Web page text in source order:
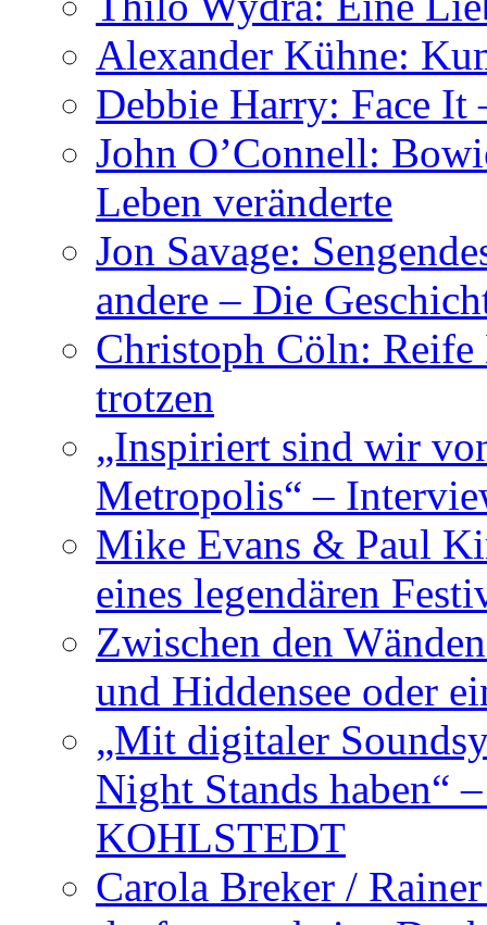
Alexander Kühne:
Debbie Harry: Face
John O’Connell:
Leben veränderte
Jon Savage:
andere – Die
Christoph Cöln:
trotzen
„Inspiriert sind wir
Metropolis“ –
Mike Evans & Paul
eines legendären
Zwischen den
und Hiddensee oder
„Mit digitaler
Night Stands haben“
KOHLSTEDT
Carola Breker /